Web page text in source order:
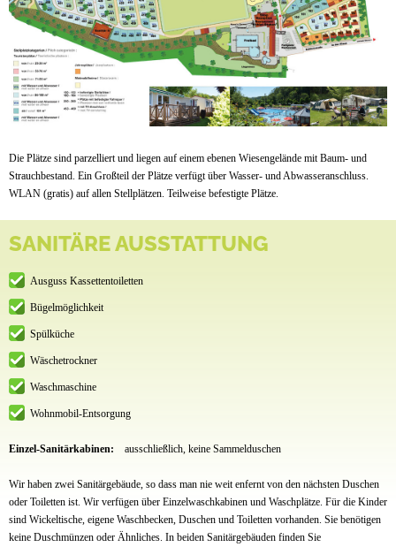
Die Plätze sind parzelliert und liegen auf einem ebenen Wiesengelände mit Baum- und
Strauchbestand. Ein Großteil der Plätze verfügt über Wasser- und Abwasseranschluss.
WLAN (gratis) auf allen Stellplätzen. Teilweise befestigte Plätze.
SANITÄRE AUSSTATTUNG
Ausguss Kassettentoiletten
Bügelmöglichkeit
Spülküche
Wäschetrockner
Waschmaschine
Wohnmobil-Entsorgung
Einzel-Sanitärkabinen: ausschließlich, keine Sammelduschen
Wir haben zwei Sanitärgebäude, so dass man nie weit enfernt von den nächsten Duschen
oder Toiletten ist. Wir verfügen über Einzelwaschkabinen und Waschplätze. Für die Kinder
sind Wickeltische, eigene Waschbecken, Duschen und Toiletten vorhanden. Sie benötigen
keine Duschmünzen oder Ähnliches. In beiden Sanitärgebäuden finden Sie